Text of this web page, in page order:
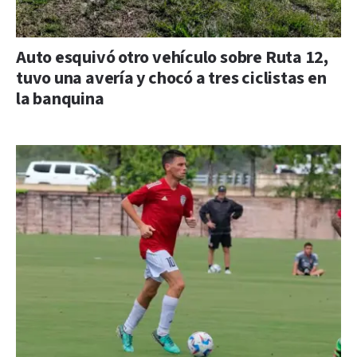
Auto esquivó otro vehículo sobre Ruta 12,
tuvo una avería y chocó a tres ciclistas en
la banquina